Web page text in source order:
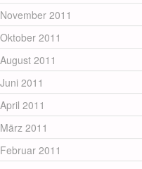
November 2011
Oktober 2011
August 2011
Juni 2011
April 2011
März 2011
Februar 2011